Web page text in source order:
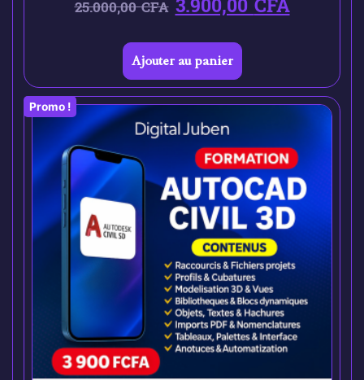
25.000,00CFA
Ajouter au panier
Promo !